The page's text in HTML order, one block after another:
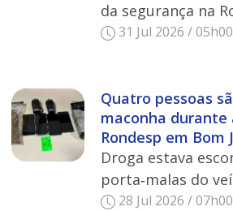
da segurança na
31 Jul 2026 / 05h00
Quatro pessoas
maconha durante
Rondesp em Bom
Droga estava
porta‑malas do
28 Jul 2026 / 07h00